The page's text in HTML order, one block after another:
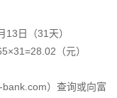
日（31天）
（元）
bank.com）查询或向富